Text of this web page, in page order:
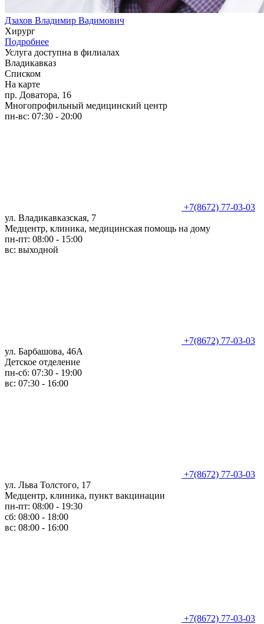
Дзахов Владимир Вадимович
Хирург
Подробнее
Услуга доступна в филиалах
Владикавказ
Списком
На карте
пр. Доватора, 16
Многопрофильный медицинский центр
пн-вс: 07:30 - 20:00
+7(8672) 77-03-03
ул. Владикавказская, 7
Медцентр, клиника, медицинская помощь на дому
пн-пт: 08:00 - 15:00
вс: выходной
+7(8672) 77-03-03
ул. Барбашова, 46А
Детское отделение
пн-сб: 07:30 - 19:00
вс: 07:30 - 16:00
+7(8672) 77-03-03
ул. Льва Толстого, 17
Медцентр, клиника, пункт вакцинации
пн-пт: 08:00 - 19:30
сб: 08:00 - 18:00
вс: 08:00 - 16:00
+7(8672) 77-03-03